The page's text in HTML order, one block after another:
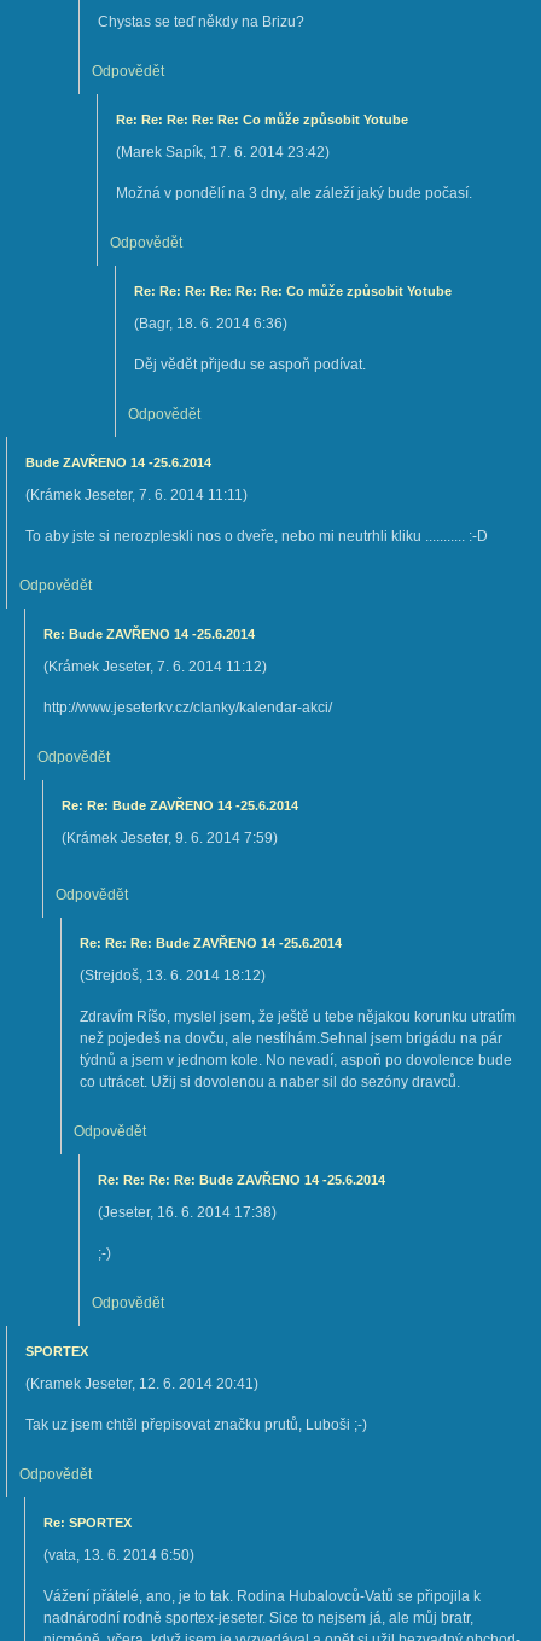
Chystas se teď někdy na Brizu?
Odpovědět
Re: Re: Re: Re: Re: Co může způsobit Yotube
(Marek Sapík, 17. 6. 2014 23:42)
Možná v pondělí na 3 dny, ale záleží jaký bude počasí.
Odpovědět
Re: Re: Re: Re: Re: Re: Co může způsobit Yotube
(Bagr, 18. 6. 2014 6:36)
Děj vědět přijedu se aspoň podívat.
Odpovědět
Bude ZAVŘENO 14 -25.6.2014
(Krámek Jeseter, 7. 6. 2014 11:11)
To aby jste si nerozpleskli nos o dveře, nebo mi neutrhli kliku ........... :-D
Odpovědět
Re: Bude ZAVŘENO 14 -25.6.2014
(Krámek Jeseter, 7. 6. 2014 11:12)
http://www.jeseterkv.cz/clanky/kalendar-akci/
Odpovědět
Re: Re: Bude ZAVŘENO 14 -25.6.2014
(Krámek Jeseter, 9. 6. 2014 7:59)
Odpovědět
Re: Re: Re: Bude ZAVŘENO 14 -25.6.2014
(Strejdoš, 13. 6. 2014 18:12)
Zdravím Ríšo, myslel jsem, že ještě u tebe nějakou korunku utratím
než pojedeš na dovču, ale nestíhám.Sehnal jsem brigádu na pár
týdnů a jsem v jednom kole. No nevadí, aspoň po dovolence bude
co utrácet. Užij si dovolenou a naber sil do sezóny dravců.
Odpovědět
Re: Re: Re: Re: Bude ZAVŘENO 14 -25.6.2014
(Jeseter, 16. 6. 2014 17:38)
;-)
Odpovědět
SPORTEX
(Kramek Jeseter, 12. 6. 2014 20:41)
Tak uz jsem chtěl přepisovat značku prutů, Luboši ;-)
Odpovědět
Re: SPORTEX
(vata, 13. 6. 2014 6:50)
Vážení přátelé, ano, je to tak. Rodina Hubalovců-Vatů se připojila k
nadnárodní rodně sportex-jeseter. Sice to nejsem já, ale můj bratr,